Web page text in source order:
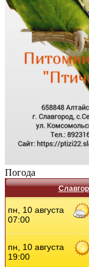
Погода